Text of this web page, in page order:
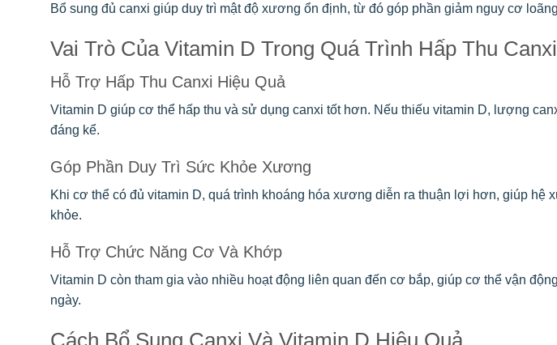
Bổ sung đủ canxi giúp duy trì mật độ xương ổn định, từ đó góp phần giảm nguy cơ
Vai Trò Của Vitamin D Trong Quá Trình Hấp Thu Canxi
Hỗ Trợ Hấp Thu Canxi Hiệu Quả
Vitamin D giúp cơ thể hấp thu và sử dụng canxi tốt hơn. Nếu thiếu vitamin D, lượng
đáng kể.
Góp Phần Duy Trì Sức Khỏe Xương
Khi cơ thể có đủ vitamin D, quá trình khoáng hóa xương diễn ra thuận lợi hơn, giúp hệ
khỏe.
Hỗ Trợ Chức Năng Cơ Và Khớp
Vitamin D còn tham gia vào nhiều hoạt động liên quan đến cơ bắp, giúp cơ thể vận
ngày.
Cách Bổ Sung Canxi Và Vitamin D Hiệu Quả